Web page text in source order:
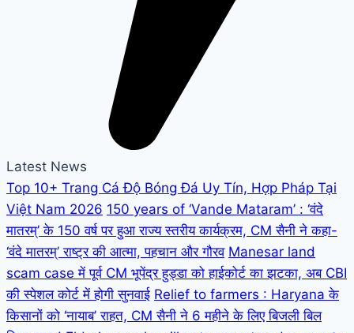
Latest News
Top 10+ Trang Cá Độ Bóng Đá Uy Tín, Hợp Pháp Tại
Việt Nam 2026 150 years of ‘Vande Mataram’ : ‘वंदे
मातरम्’ के 150 वर्ष पर हुआ राज्य स्तरीय कार्यक्रम, CM सैनी ने कहा-
‘वंदे मातरम्’ राष्ट्र की आत्मा, पहचान और गौरव Manesar land
scam case में पूर्व CM भूपेंद्र हुड्डा को हाईकोर्ट का झटका, अब CBI
की स्पेशल कोर्ट में होगी सुनवाई Relief to farmers : Haryana के
किसानों को ‘नायाब’ राहत, CM सैनी ने 6 महीने के लिए बिजली बिल